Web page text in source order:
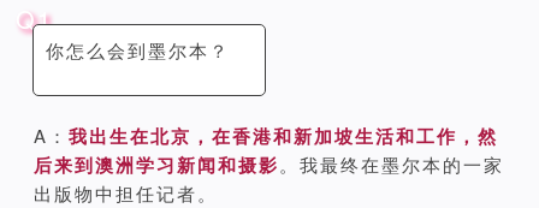
Q1
你怎么会到墨尔本？
A： 我出生在北京，在香港和新加坡生活和工作，然
后来到澳洲学习新闻和摄影。我最终在墨尔本的一家
出版物中担任记者。